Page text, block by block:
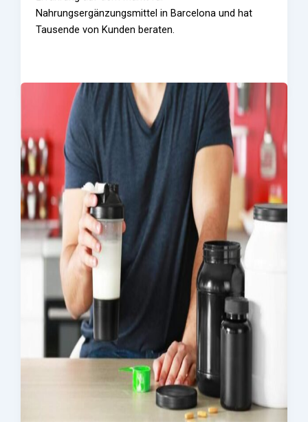
Nahrungsergänzungsmittel in Barcelona und hat
Tausende von Kunden beraten.